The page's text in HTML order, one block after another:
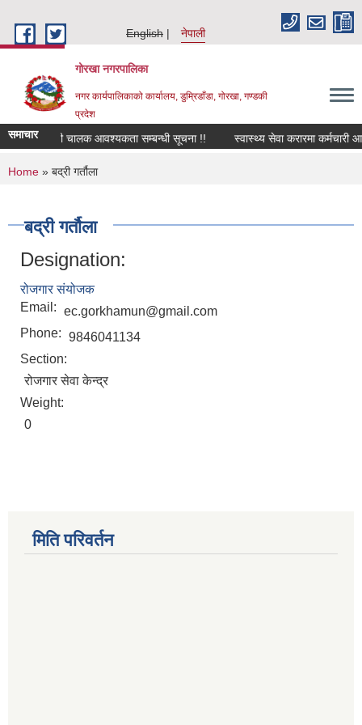
English
नेपाली
गोरखा नगरपालिका
नगर कार्यपालिकाको कार्यालय, डुम्रिडाँडा, गोरखा, गण्डकी
प्रदेश
समाचारसवारी चालक आवश्यकता सम्बन्धी सूचना !! स्वास्थ्य सेवा करारमा कर्मचारी
You are here
Home » बद्री गर्तौला
बद्री गर्तौला
Designation:
रोजगार संयोजक
Email: ec.gorkhamun@gmail.com
Phone: 9846041134
Section:
रोजगार सेवा केन्द्र
Weight:
0
मिति परिवर्तन